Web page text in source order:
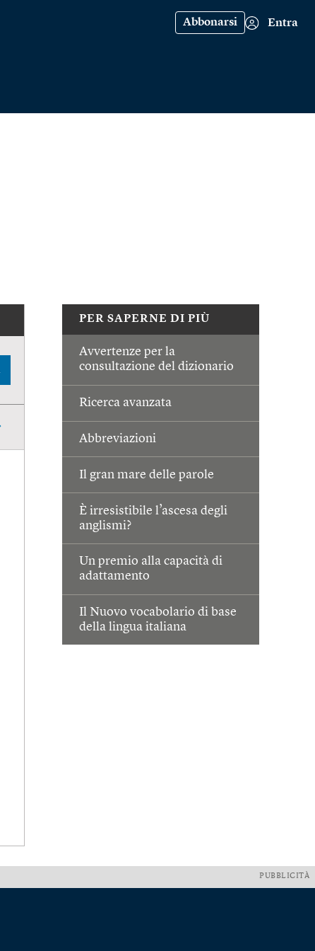
Abbonarsi Entra
PER SAPERNE DI PIÙ
Avvertenze per la
consultazione del dizionario
Ricerca avanzata
Abbreviazioni
Il gran mare delle parole
È irresistibile l’ascesa degli
anglismi?
Un premio alla capacità di
adattamento
Il Nuovo vocabolario di base
della lingua italiana
PUBBLICITÀ